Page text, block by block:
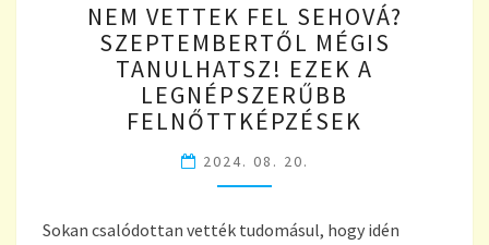
VETTEK
FEL
SEHOVÁ?
SZEPTEMBERTŐL
MÉGIS
TANULHATSZ!
EZEK
A
FELNŐTTKÉPZÉSEK
NEM VETTEK FEL SEHOVÁ?
SZEPTEMBERTŐL MÉGIS
TANULHATSZ! EZEK A
LEGNÉPSZERŰBB
FELNŐTTKÉPZÉSEK
2024. 08. 20.
Sokan csalódottan vették tudomásul, hogy idén